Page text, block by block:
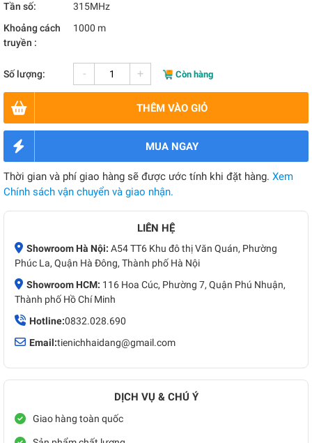
Tần số:
315MHz
Khoảng cách
truyền :
1000 m
Số lượng: - + Còn hàng
THÊM VÀO GIỎ
MUA NGAY
Thời gian và phí giao hàng sẽ được ước tính khi đặt hàng. Xem
Chính sách vận chuyển và giao nhận.
LIÊN HỆ
Showroom Hà Nội: A54 TT6 Khu đô thị Văn Quán, Phường
Phúc La, Quận Hà Đông, Thành phố Hà Nội
Showroom HCM: 116 Hoa Cúc, Phường 7, Quận Phú Nhuận,
Thành phố Hồ Chí Minh
Hotline:0832.028.690
Email:tienichhaidang@gmail.com
DỊCH VỤ & CHÚ Ý
Giao hàng toàn quốc